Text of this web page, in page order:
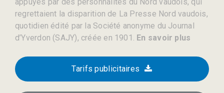
regrettaient la disparition de La Presse Nord vaudois,
quotidien édité par la Société anonyme du Journal
d’Yverdon (SAJY), créée en 1901. En savoir plus
Tarifs publicitaires